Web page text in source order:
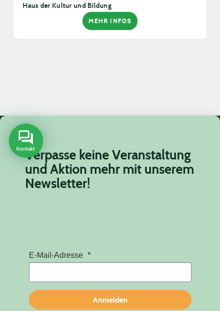
Haus der Kultur und Bildung
MEHR INFOS
Verpasse keine Veranstaltung
und Aktion mehr mit unserem
Newsletter!
E-Mail-Adresse
Anmelden